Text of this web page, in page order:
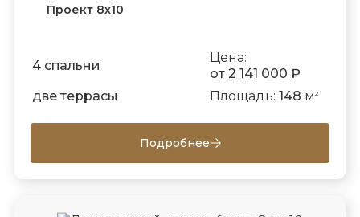
Проект 8х10
4 спальни
Цена:
от 2 141 000 ₽
две террасы
Площадь: 148 м 2
Подробнее